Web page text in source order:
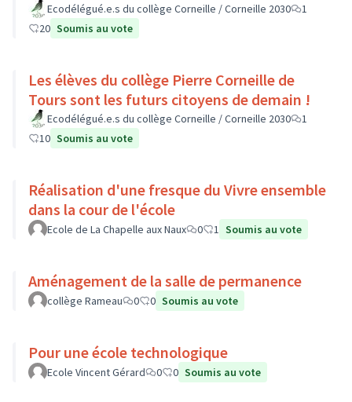
Ecodélégué.e.s du collège Corneille / Corneille 2030
1
20 Soumis au vote
Les élèves du collège Pierre Corneille de
Tours sont les futurs citoyens de demain !
Ecodélégué.e.s du collège Corneille / Corneille 2030
1
10 Soumis au vote
Réalisation d'une fresque du Vivre ensemble
dans la cour de l'école
Ecole de La Chapelle aux Naux 0 1 Soumis au vote
Aménagement de la salle de permanence
collège Rameau 0 0 Soumis au vote
Pour une école technologique
Ecole Vincent Gérard 0 0 Soumis au vote